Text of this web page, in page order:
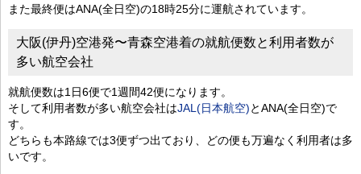
また最終便はANA(全日空)の18時25分に運航されています。
大阪(伊丹)空港発〜青森空港着の就航便数と利用者数が
多い航空会社
就航便数は1日6便で1週間42便になります。
そして利用者数が多い航空会社はJAL(日本航空)とANA(全日空)で
す。
どちらも本路線では3便ずつ出ており、どの便も万遍なく利用者は多
いです。